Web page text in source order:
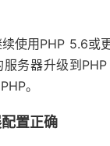
使用PHP 5.6或
务器升级到
。
置正确